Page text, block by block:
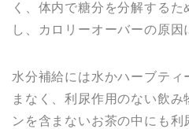
く、体内で糖分を分解する
し、カロリーオーバーの原因
水分補給には水かハーブティ
まなく、利尿作用のない飲み
ンを含まないお茶の中にも利